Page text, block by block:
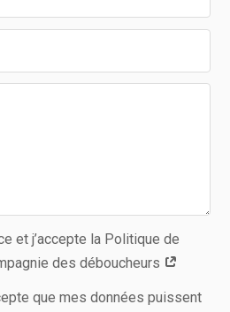
et j’accepte la Politique de
des déboucheurs
que mes données puissent